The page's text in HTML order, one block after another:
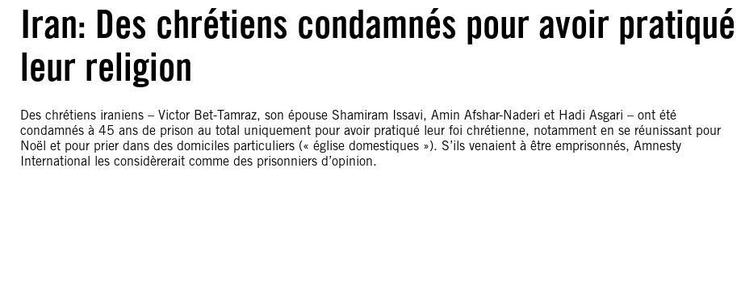
Iran: Des chrétiens condamnés pour avoir pratiqué
leur religion
Des chrétiens iraniens – Victor Bet-Tamraz, son épouse Shamiram Issavi, Amin Afshar-Naderi et Hadi Asgari – ont été
condamnés à 45 ans de prison au total uniquement pour avoir pratiqué leur foi chrétienne, notamment en se réunissant pour
Noël et pour prier dans des domiciles particuliers (« église domestiques »). S’ils venaient à être emprisonnés, Amnesty
International les considèrerait comme des prisonniers d’opinion.